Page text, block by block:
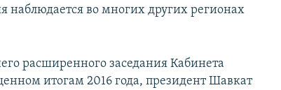
наблюдается во многих других регионах
расширенного заседания Кабинета
итогам 2016 года, президент Шавкат